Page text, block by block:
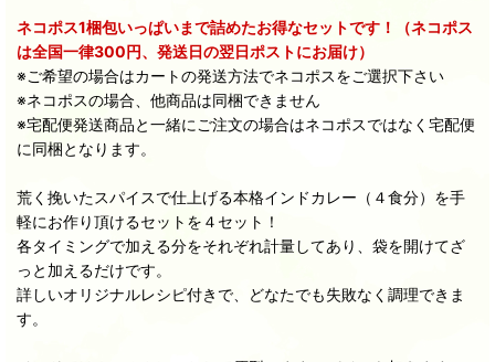
ネコポス1梱包いっぱいまで詰めたお得なセットです！（ネコポス
は全国一律300円、発送日の翌日ポストにお届け）
※ご希望の場合はカートの発送方法でネコポスをご選択下さい
※ネコポスの場合、他商品は同梱できません
※宅配便発送商品と一緒にご注文の場合はネコポスではなく宅配便
に同梱となります。
荒く挽いたスパイスで仕上げる本格インドカレー（４食分）を手
軽にお作り頂けるセットを４セット！
各タイミングで加える分をそれぞれ計量してあり、袋を開けてざ
っと加えるだけです。
詳しいオリジナルレシピ付きで、どなたでも失敗なく調理できま
す。